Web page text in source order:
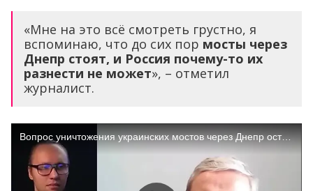
«Мне на это всё смотреть грустно, я
вспоминаю, что до сих пор мосты через
Днепр стоят, и Россия почему-то их
разнести не может», – отметил
журналист.